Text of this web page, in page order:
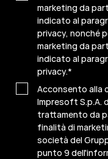
marketing da
indicato al
privacy, nonché
marketing da
indicato al
privacy.*
Acconsento alla
Impresoft S.p.A.
trattamento da
finalità di
società del
punto 9